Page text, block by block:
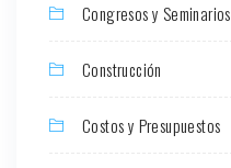
Congresos y Seminarios
Construcción
Costos y Presupuestos